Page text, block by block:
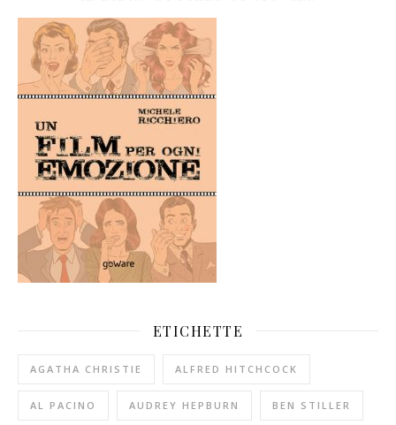
ETICHETTE
AGATHA CHRISTIE ALFRED HITCHCOCK
AL PACINO AUDREY HEPBURN BEN STILLER